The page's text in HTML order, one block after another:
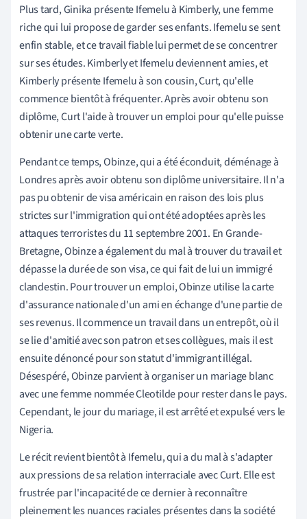
Plus tard, Ginika présente Ifemelu à Kimberly, une femme
riche qui lui propose de garder ses enfants. Ifemelu se sent
enfin stable, et ce travail fiable lui permet de se concentrer
sur ses études. Kimberly et Ifemelu deviennent amies, et
Kimberly présente Ifemelu à son cousin, Curt, qu'elle
commence bientôt à fréquenter. Après avoir obtenu son
diplôme, Curt l'aide à trouver un emploi pour qu'elle puisse
obtenir une carte verte.
Pendant ce temps, Obinze, qui a été éconduit, déménage à
Londres après avoir obtenu son diplôme universitaire. Il n'a
pas pu obtenir de visa américain en raison des lois plus
strictes sur l'immigration qui ont été adoptées après les
attaques terroristes du 11 septembre 2001. En Grande-
Bretagne, Obinze a également du mal à trouver du travail et
dépasse la durée de son visa, ce qui fait de lui un immigré
clandestin. Pour trouver un emploi, Obinze utilise la carte
d'assurance nationale d'un ami en échange d'une partie de
ses revenus. Il commence un travail dans un entrepôt, où il
se lie d'amitié avec son patron et ses collègues, mais il est
ensuite dénoncé pour son statut d'immigrant illégal.
Désespéré, Obinze parvient à organiser un mariage blanc
avec une femme nommée Cleotilde pour rester dans le pays.
Cependant, le jour du mariage, il est arrêté et expulsé vers le
Nigeria.
Le récit revient bientôt à Ifemelu, qui a du mal à s'adapter
aux pressions de sa relation interraciale avec Curt. Elle est
frustrée par l'incapacité de ce dernier à reconnaître
pleinement les nuances raciales présentes dans la société